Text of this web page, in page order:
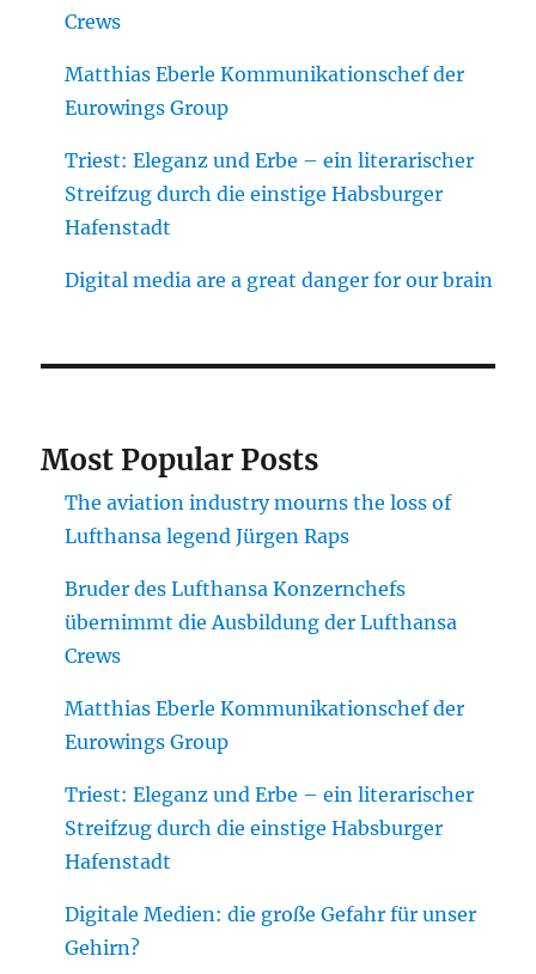
Crews
Matthias Eberle Kommunikationschef der
Eurowings Group
Triest: Eleganz und Erbe – ein literarischer
Streifzug durch die einstige Habsburger
Hafenstadt
Digital media are a great danger for our brain
Most Popular Posts
The aviation industry mourns the loss of
Lufthansa legend Jürgen Raps
Bruder des Lufthansa Konzernchefs
übernimmt die Ausbildung der Lufthansa
Crews
Matthias Eberle Kommunikationschef der
Eurowings Group
Triest: Eleganz und Erbe – ein literarischer
Streifzug durch die einstige Habsburger
Hafenstadt
Digitale Medien: die große Gefahr für unser
Gehirn?